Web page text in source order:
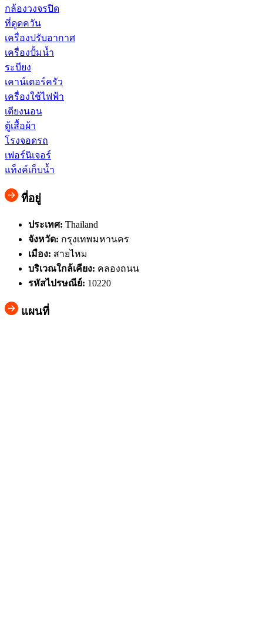
กล้องวงจรปิด
ที่ดูดควัน
เครื่องปรับอากาศ
เครื่องปั้มน้ำ
ระบียง
เคาน์เตอร์ครัว
เครื่องใช้ไฟฟ้า
เตียงนอน
ตู้เสื้อผ้า
โรงจอดรถ
เฟอร์นิเจอร์
แท็งค์เก็บน้ำ
ที่อยู่
ประเทศ: Thailand
จังหวัด: กรุงเทพมหานคร
เมือง: สายไหม
บริเวณใกล้เคียง: คลองถนน
รหัสไปรษณีย์: 10220
แผนที่